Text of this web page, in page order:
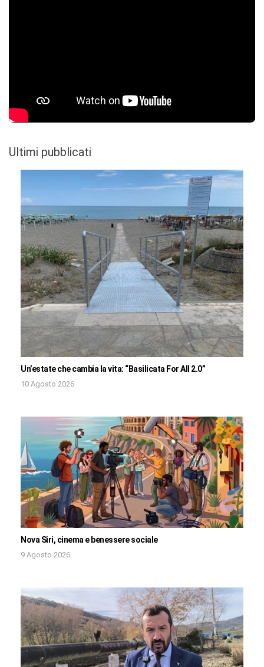
Ultimi pubblicati
Un’estate che cambia la vita: “Basilicata For All 2.0”
10 Agosto 2026
Nova Siri, cinema e benessere sociale
9 Agosto 2026